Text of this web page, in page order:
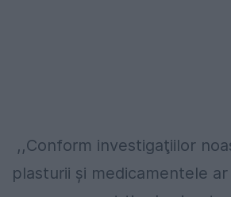
,,Conform investigaţiilor
plasturii şi medicamentele